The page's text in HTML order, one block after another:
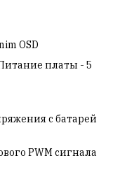
OSD
платы - 5
с батарей
PWM сигнала